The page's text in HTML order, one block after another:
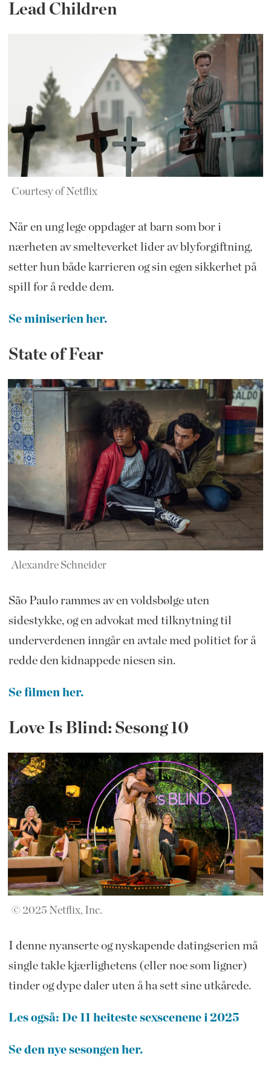
Lead Children
Courtesy of Netflix
Når en ung lege oppdager at barn som bor i
nærheten av smelteverket lider av blyforgiftning,
setter hun både karrieren og sin egen sikkerhet på
spill for å redde dem.
Se miniserien her.
State of Fear
Alexandre Schneider
São Paulo rammes av en voldsbølge uten
sidestykke, og en advokat med tilknytning til
underverdenen inngår en avtale med politiet for å
redde den kidnappede niesen sin.
Se filmen her.
Love Is Blind: Sesong 10
© 2025 Netflix, Inc.
I denne nyanserte og nyskapende datingserien må
single takle kjærlighetens (eller noe som ligner)
tinder og dype daler uten å ha sett sine utkårede.
Les også: De 11 heiteste sexscenene i 2025
Se den nye sesongen her.